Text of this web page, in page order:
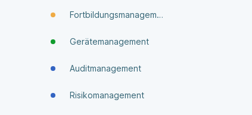
Fortbildungsmanagement
Gerätemanagement
Auditmanagement
Risikomanagement